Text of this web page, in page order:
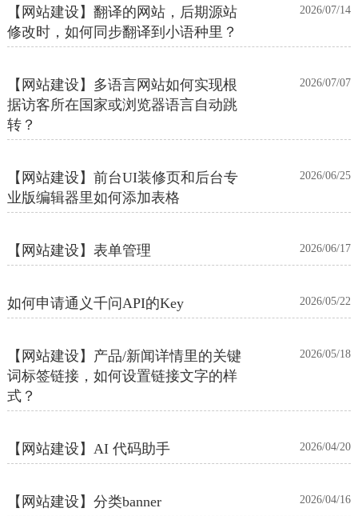
【网站建设】翻译的网站，后期源站
修改时，如何同步翻译到小语种里？
2026/07/14
【网站建设】多语言网站如何实现根
据访客所在国家或浏览器语言自动跳
转？
2026/07/07
【网站建设】前台UI装修页和后台专
业版编辑器里如何添加表格
2026/06/25
【网站建设】表单管理 2026/06/17
如何申请通义千问API的Key 2026/05/22
【网站建设】产品/新闻详情里的关键
词标签链接，如何设置链接文字的样
式？
2026/05/18
【网站建设】AI 代码助手 2026/04/20
【网站建设】分类banner 2026/04/16